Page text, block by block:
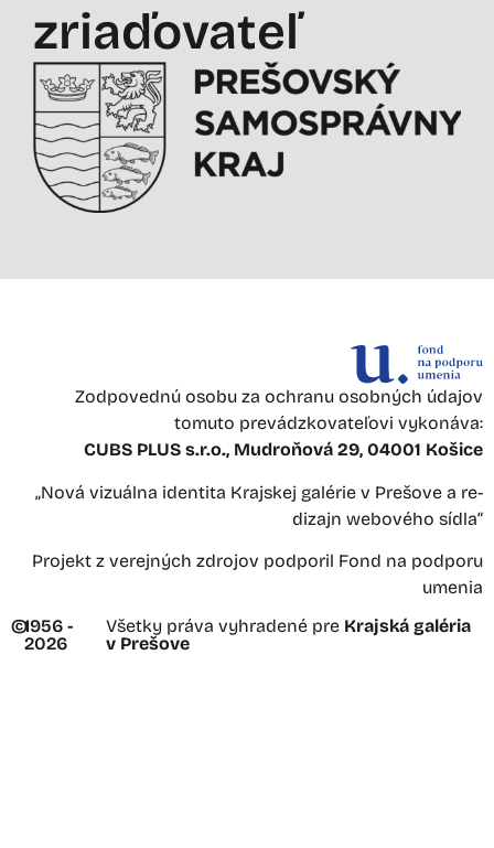
zriaďovateľ
Zodpovednú osobu za ochranu osobných údajov
tomuto prevádzkovateľovi vykonáva:
CUBS PLUS s.r.o., Mudroňová 29, 04001 Košice
„Nová vizuálna identita Krajskej galérie v Prešove a re-
dizajn webového sídla“
Projekt z verejných zdrojov podporil Fond na podporu
umenia
©1956 -
2026
Všetky práva vyhradené pre Krajská galéria
v Prešove